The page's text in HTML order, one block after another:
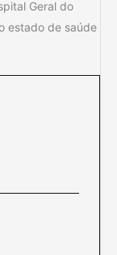
Geral do
estado de saúde